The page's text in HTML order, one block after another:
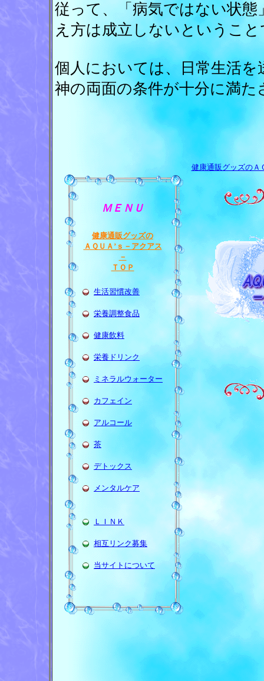
従って、「病気ではない状
え方は成立しないというこ
個人においては、日常生活
神の両面の条件が十分に満
ＭＥＮＵ
健康通販グッズの
ＡＱＵＡ’ｓ－アクアス
－
ＴＯＰ
生活習慣改善
栄養調整食品
健康飲料
栄養ドリンク
ミネラルウォーター
カフェイン
アルコール
茶
デトックス
メンタルケア
ＬＩＮＫ
相互リンク募集
当サイトについて
健康通販グッズのＡ